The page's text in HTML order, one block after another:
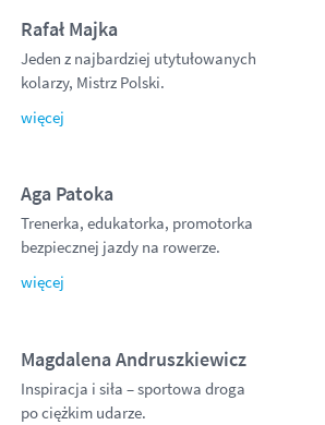
Rafał Majka
Jeden z najbardziej utytułowanych
kolarzy, Mistrz Polski.
więcej
Aga Patoka
Trenerka, edukatorka, promotorka
bezpiecznej jazdy na rowerze.
więcej
Magdalena Andruszkiewicz
Inspiracja i siła – sportowa droga
po ciężkim udarze.